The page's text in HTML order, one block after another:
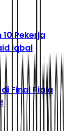
Pekerja
Iqbal
Final Piala